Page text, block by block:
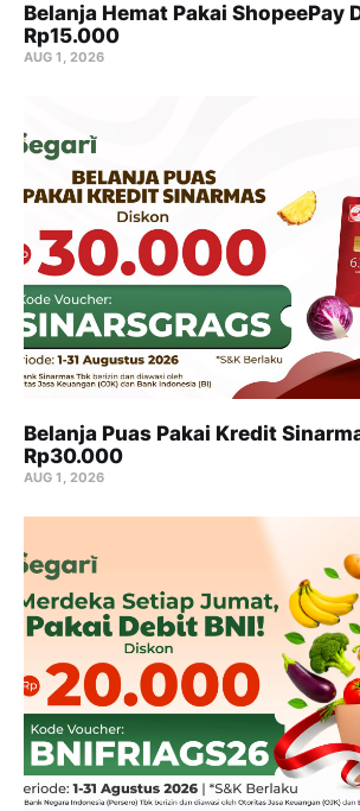
Belanja Hemat Pakai ShopeePay
Rp15.000
AUG 1, 2026
Belanja Puas Pakai Kredit
Rp30.000
AUG 1, 2026